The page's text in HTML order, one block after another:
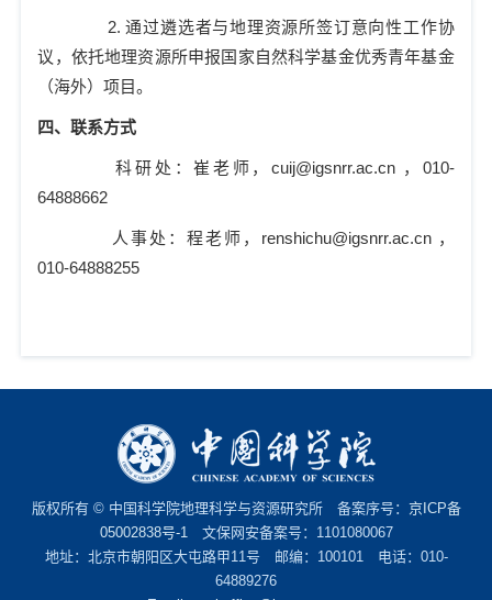
2.通过遴选者与地理资源所签订意向性工作协
议，依托地理资源所申报国家自然科学基金优秀青年基金
（海外）项目。
四、联系方式
科研处：崔老师，cuij@igsnrr.ac.cn ， 010-
64888662
人事处：程老师， renshichu@igsnrr.ac.cn ，
010-64888255
版权所有 © 中国科学院地理科学与资源研究所 备案序号： 京ICP备
05002838号-1文保网安备案号：1101080067
地址：北京市朝阳区大屯路甲11号 邮编：100101 电话：010-
64889276